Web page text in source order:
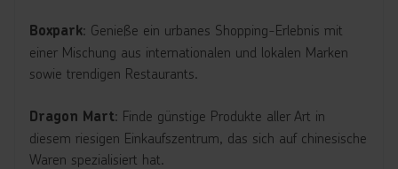
Boxpark: Genieße ein urbanes Shopping-Erlebnis mit
einer Mischung aus internationalen und lokalen Marken
sowie trendigen Restaurants.
Dragon Mart: Finde günstige Produkte aller Art in
diesem riesigen Einkaufszentrum, das sich auf chinesische
Waren spezialisiert hat.